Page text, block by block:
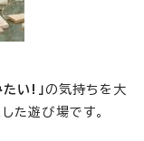
たい!」の気持ちを大
た遊び場です。